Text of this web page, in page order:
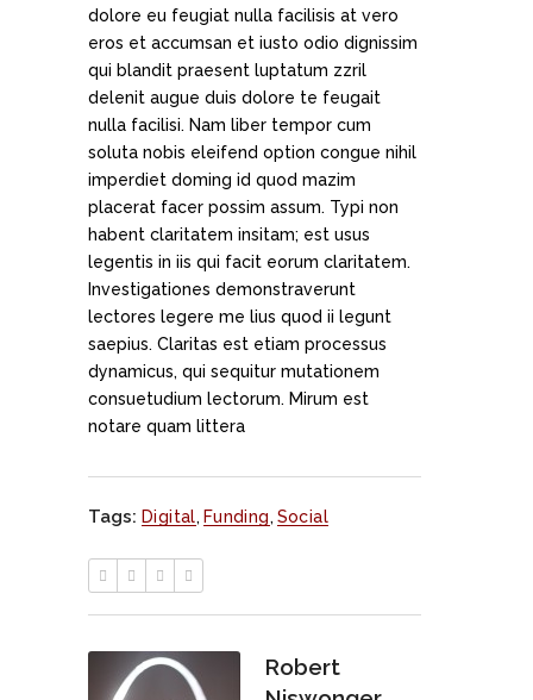
dolore eu feugiat nulla facilisis at vero
eros et accumsan et iusto odio dignissim
qui blandit praesent luptatum zzril
delenit augue duis dolore te feugait
nulla facilisi. Nam liber tempor cum
soluta nobis eleifend option congue nihil
imperdiet doming id quod mazim
placerat facer possim assum. Typi non
habent claritatem insitam; est usus
legentis in iis qui facit eorum claritatem.
Investigationes demonstraverunt
lectores legere me lius quod ii legunt
saepius. Claritas est etiam processus
dynamicus, qui sequitur mutationem
consuetudium lectorum. Mirum est
notare quam littera
Tags: Digital, Funding, Social
Robert